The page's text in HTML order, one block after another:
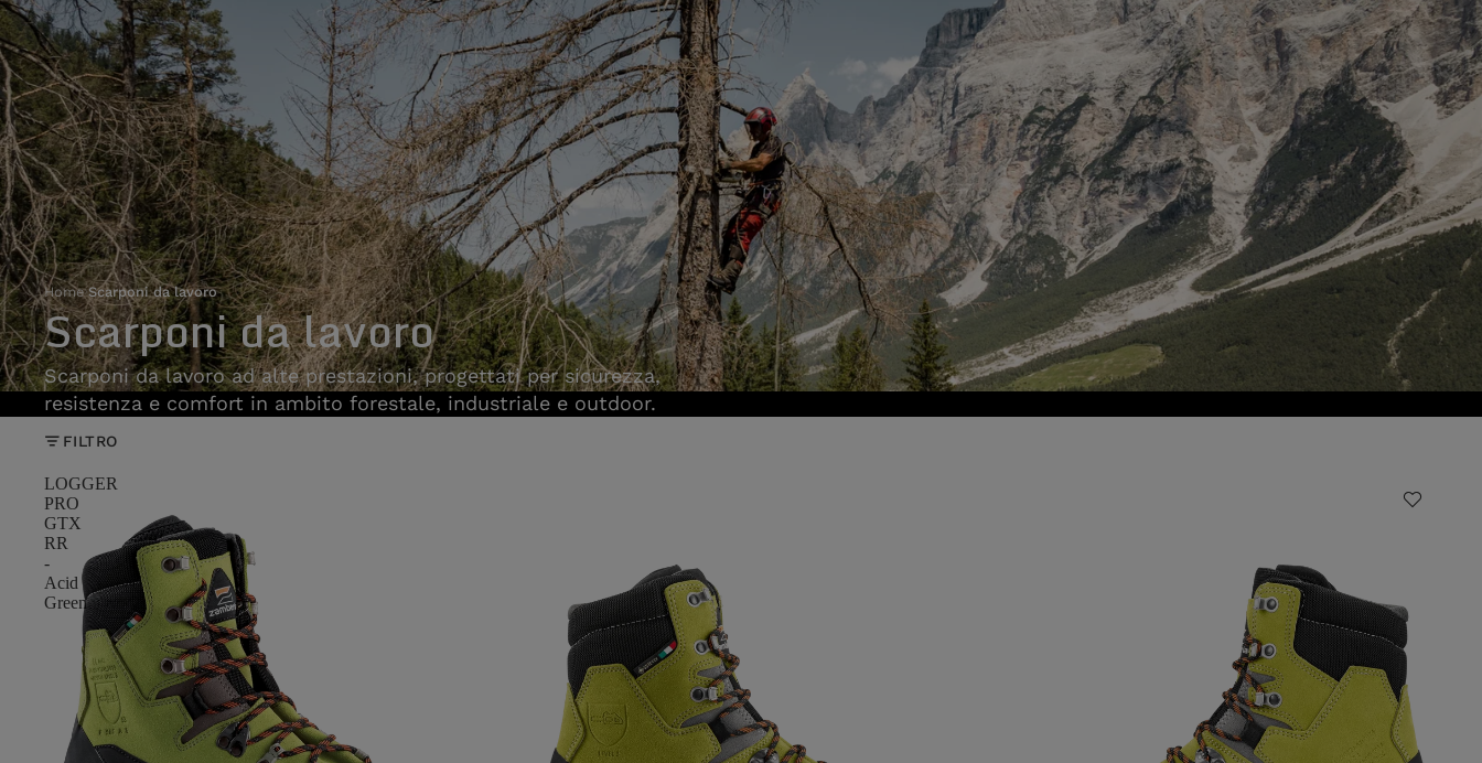
Home›Scarponi da lavoro
Scarponi da lavoro
Scarponi da lavoro ad alte prestazioni, progettati per sicurezza,
resistenza e comfort in ambito forestale, industriale e outdoor.
FILTRO
LOGGER
PRO
GTX
RR
-
Acid
Green